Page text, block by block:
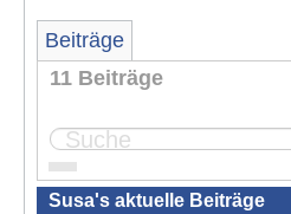
Beiträge
11 Beiträge
Seite:
Susa's aktuelle Beiträge